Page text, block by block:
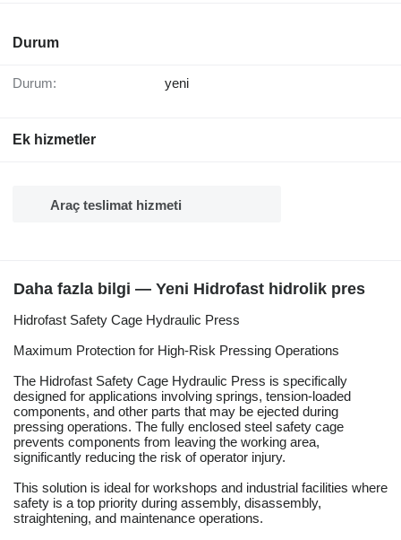
Durum
Durum: yeni
Ek hizmetler
Araç teslimat hizmeti
Daha fazla bilgi — Yeni Hidrofast hidrolik pres
Hidrofast Safety Cage Hydraulic Press
Maximum Protection for High-Risk Pressing Operations
The Hidrofast Safety Cage Hydraulic Press is specifically
designed for applications involving springs, tension-loaded
components, and other parts that may be ejected during
pressing operations. The fully enclosed steel safety cage
prevents components from leaving the working area,
significantly reducing the risk of operator injury.
This solution is ideal for workshops and industrial facilities where
safety is a top priority during assembly, disassembly,
straightening, and maintenance operations.